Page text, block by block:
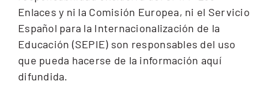
Enlaces y ni la Comisión Europea, ni el Servicio
Español para la Internacionalización de la
Educación (SEPIE) son responsables del uso
que pueda hacerse de la información aquí
difundida.